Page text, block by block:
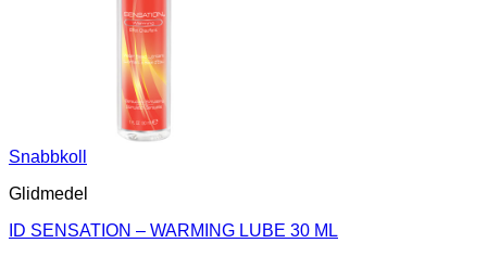
Snabbkoll
Glidmedel
ID SENSATION – WARMING LUBE 30 ML